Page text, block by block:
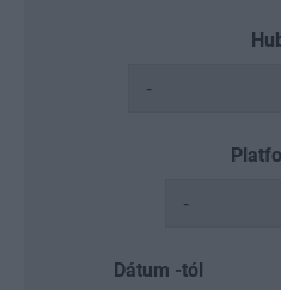
Dátum -tól